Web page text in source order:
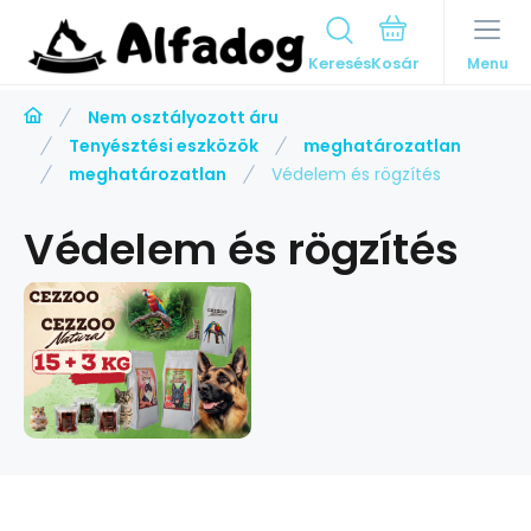
Keresés Menu
Nem osztályozott áru
Tenyésztési eszközök
meghatározatlan
meghatározatlan
Védelem és rögzítés
Védelem és rögzítés